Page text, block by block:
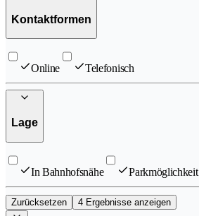
Kontaktformen
Online Telefonisch
Lage
In Bahnhofsnähe Parkmöglichkeit
Zurücksetzen 4 Ergebnisse anzeigen